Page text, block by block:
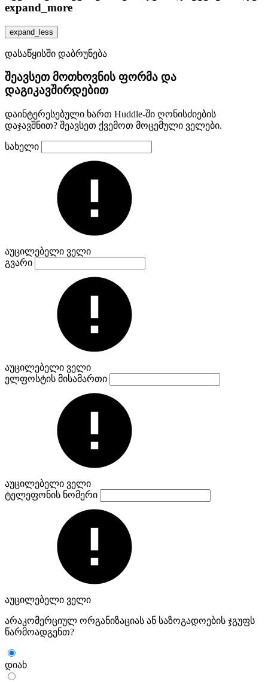
expand_more
expand_less
დასაწყისში დაბრუნება
შეავსეთ მოთხოვნის ფორმა და
დაგიკავშირდებით
დაინტერესებული ხართ Huddle-ში ღონისძიების
დაჯავშნით? შეავსეთ ქვემოთ მოცემული ველები.
სახელი
აუცილებელი ველი
გვარი
აუცილებელი ველი
ელფოსტის მისამართი
აუცილებელი ველი
ტელეფონის ნომერი
აუცილებელი ველი
არაკომერციულ ორგანიზაციას ან საზოგადოების ჯგუფს
წარმოადგენთ?
დიახ